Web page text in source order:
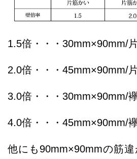
1.5倍・・・30mm×90mm/
2.0倍・・・45mm×90mm/
3.0倍・・・30mm×90mm/
4.0倍・・・45mm×90mm/
他にも90mm×90mmの筋